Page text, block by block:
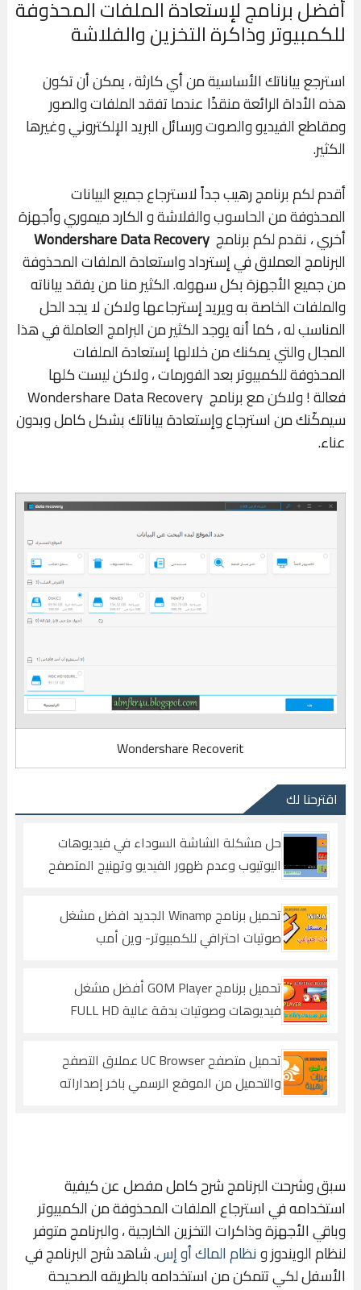
أفضل برنامج لإستعادة الملفات المحذوفة
للكمبيوتر وذاكرة التخزين والفلاشة
استرجع بياناتك الأساسية من أي كارثة ، يمكن أن تكون
هذه الأداة الرائعة منقذًا عندما تفقد الملفات والصور
ومقاطع الفيديو والصوت ورسائل البريد الإلكتروني وغيرها
الكثير.
أقدم لكم برنامج رهيب جداً لاسترجاع جميع البيانات
المحذوفة من الحاسوب والفلاشة و الكارد ميموري وأجهزة
أخري ، نقدم لكم برنامج Wondershare Data Recovery
البرنامج العملاق في إسترداد واستعادة الملفات المحذوفة
من جميع الأجهزة بكل سهوله. الكثير منا من يفقد بياناته
والملفات الخاصة به ويريد إسترجاعها ولاكن لا يجد الحل
المناسب له ، كما أنه يوجد الكثير من البرامج العاملة في هذا
المجال والتي يمكنك من خلالها إستعادة الملفات
المحذوفة للكمبيوتر بعد الفورمات ، ولاكن ليست كلها
فعالة ! ولاكن مع برنامج Wondershare Data Recovery
سيمكّنك من استرجاع وإستعادة بياناتك بشكل كامل وبدون
عناء.
Wondershare Recoverit
اقترحنا لك
حل مشكلة الشاشة السوداء في فيديوهات
اليوتيوب وعدم ظهور الفيديو وتهنيج المتصفح
في اليوتيوب
تحميل برنامج Winamp الجديد افضل مشغل
صوتيات احترافي للكمبيوتر- وين أمب
تحميل برنامج GOM Player أفضل مشغل
فيديوهات وصوتيات بدقة عالية FULL HD
تحميل متصفح UC Browser عملاق التصفح
والتحميل من الموقع الرسمي باخر إصداراته
لجميع الاجهزة
سبق وشرحت البرنامج شرح كامل مفصل عن كيفية
استخدامه في استرجاع الملفات المحذوفة من الكمبيوتر
وباقي الأجهزة وذاكرات التخزين الخارجية ، والبرنامج متوفر
لنظام الويندوز ونظام الماك أو إس. شاهد شرح البرنامج في
الأسفل لكي تتمكن من استخدامه بالطريقه الصحيحة